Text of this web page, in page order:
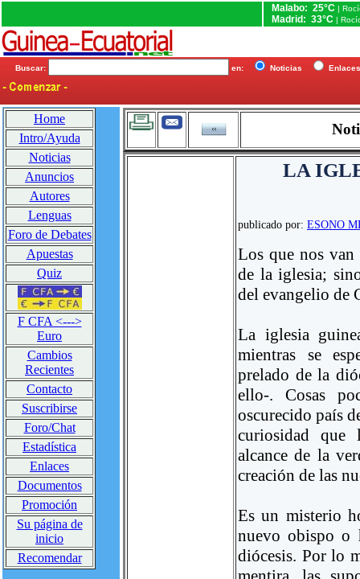
Malabo: 25°C |
Madrid: 33°C |
Buscar: en: Noticias
Home
Intro/Ayuda
Noticias
Anuncios
Autores
Lenguas
Foro de Debates
Apuestas
Quiz
F CFA <--->
Euro
Cambios
Recientes
Contacto
Suscribirse
Foro/Chat
Estadística
Enlaces
Documentos
Promoción
Su página de
inicio
Recomendar
LA
publicado por: ESONO
Los que nos van
de la iglesia;
del evangelio de
La iglesia
mientras se
prelado de la
ello-. Cosas
oscurecido país
curiosidad que
alcance de la
creación de las
Es un misterio
nuevo obispo o
diócesis. Por lo